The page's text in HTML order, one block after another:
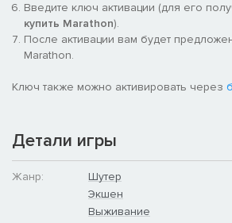
Пробирайтесь сквозь заброшенные
все, что осталось от пропавшей
смерть подстерегает повсюду:
динамические события и
Введите ключ активации (для его
купить Marathon).
После активации вам будет
Marathon.
Ключ также можно активировать через
Детали игры
Жанр:
Шутер
Экшен
Выживание